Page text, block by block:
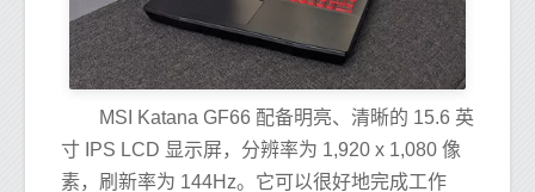
MSI Katana GF66 配备明亮、清晰的 15.6 英
寸 IPS LCD 显示屏，分辨率为 1,920 x 1,080 像
素，刷新率为 144Hz。它可以很好地完成工作